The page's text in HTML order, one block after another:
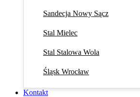
Sandecja Nowy Sącz
Stal Mielec
Stal Stalowa Wola
Śląsk Wrocław
Kontakt